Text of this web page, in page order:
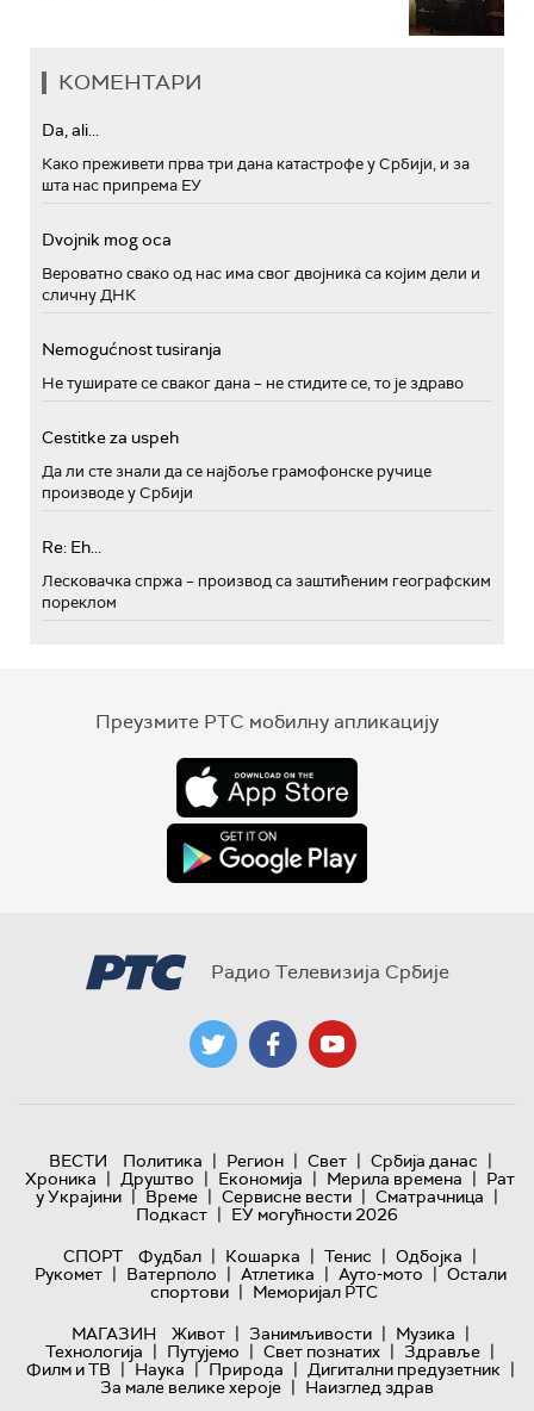
КОМЕНТАРИ
Da, ali...
Како преживети прва три дана катастрофе у Србији, и за
шта нас припрема ЕУ
Dvojnik mog oca
Вероватно свако од нас има свог двојника са којим дели и
сличну ДНК
Nemogućnost tusiranja
Не туширате се сваког дана – не стидите се, то је здраво
Cestitke za uspeh
Да ли сте знали да се најбоље грамофонске ручице
производе у Србији
Re: Eh...
Лесковачка спржа – производ са заштићеним географским
пореклом
Преузмите РТС мобилну апликацију
Радио Телевизија Србије
ВЕСТИ Политика | Регион | Свет | Србија данас |
Хроника | Друштво | Економија | Мерила времена | Рат
у Украјини | Време | Сервисне вести | Сматрачница |
Подкаст | ЕУ могућности 2026
СПОРТ
Фудбал | Кошарка | Тенис | Одбојка |
Рукомет | Ватерполо | Атлетика | Ауто-мото | Остали
спортови | Меморијал РТС
МАГАЗИН
Живот | Занимљивости | Музика |
Технологијa | Путујемо | Свет познатих | Здравље |
Филм и ТВ | Наука | Природа | Дигитални предузетник |
За мале велике хероје | Наизглед здрав